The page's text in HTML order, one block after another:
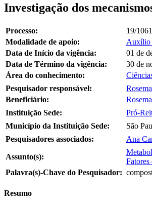
Investigação dos
Processo:
19/
Modalidade de apoio:
Auxílio
Data de Início da vigência:
01 de
Data de Término da vigência:
30 de
Área do conhecimento:
Pesquisador responsável:
Beneficiário:
Instituição Sede:
Pró-
Município da Instituição Sede:
São
Pesquisadores associados:
Ana
Assunto(s):
Fatores
Palavra(s)-Chave do Pesquisador:
Resumo